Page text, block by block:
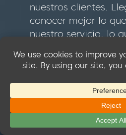
nuestros clientes.
conocer mejor lo
nuestro servicio, lo
contenido
monetización de
a la vez que facilita
acceso a nuestro
encanta...leer más